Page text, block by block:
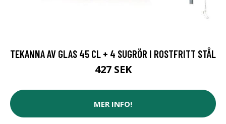
TEKANNA AV GLAS 45 CL + 4 SUGRÖR I ROSTFRITT STÅL
427 SEK
MER INFO!